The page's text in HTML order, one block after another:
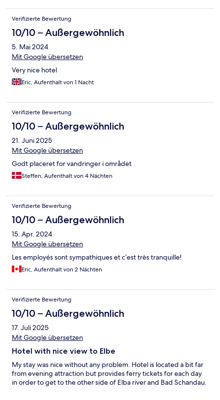
Verifizierte Bewertung
10/10 – Außergewöhnlich
5. Mai 2024
Mit Google übersetzen
Very nice hotel
Eric, Aufenthalt von 1 Nacht
Verifizierte Bewertung
10/10 – Außergewöhnlich
21. Juni 2025
Mit Google übersetzen
Godt placeret for vandringer i området
Steffen, Aufenthalt von 4 Nächten
Verifizierte Bewertung
10/10 – Außergewöhnlich
15. Apr. 2024
Mit Google übersetzen
Les employés sont sympathiques et c’est très tranquille!
Eric, Aufenthalt von 2 Nächten
Verifizierte Bewertung
10/10 – Außergewöhnlich
17. Juli 2025
Mit Google übersetzen
Hotel with nice view to Elbe
My stay was nice without any problem. Hotel is located a bit far
from evening attraction but provides ferry tickets for each day
in order to get to the other side of Elba river and Bad Schandau.